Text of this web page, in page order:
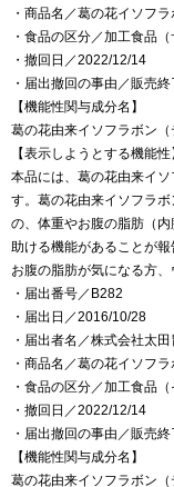
・商品名／葛の花イソフ
・食品の区分／加工食品（
・撤回日／2022/12/14
・届出撤回の事由／販売
【機能性関与成分名】
葛の花由来イソフラボン（
【表示しようとする機能性
本品には、葛の花由来イ
す。葛の花由来イソフラ
の、体重やお腹の脂肪（
助ける機能があることが報
お腹の脂肪が気になる方
・届出番号／B282
・届出日／2016/10/28
・届出者名／株式会社太
・商品名／葛の花イソフ
・食品の区分／加工食品（
・撤回日／2022/12/14
・届出撤回の事由／販売
【機能性関与成分名】
葛の花由来イソフラボン（